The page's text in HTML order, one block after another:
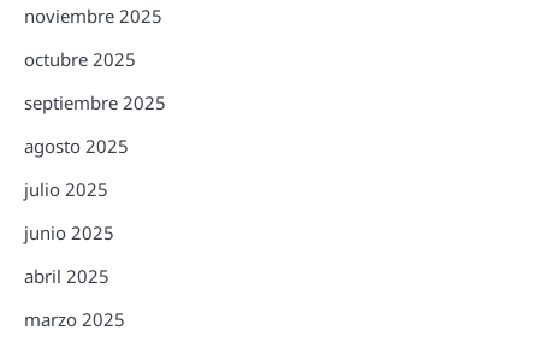
noviembre 2025
octubre 2025
septiembre 2025
agosto 2025
julio 2025
junio 2025
abril 2025
marzo 2025